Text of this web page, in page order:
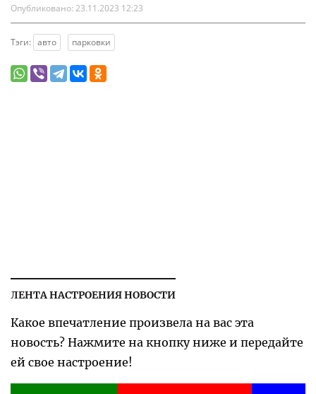
Опубликовано: 23.11.2023 12:23
Тэги: авто парковки
ЛЕНТА НАСТРОЕНИЯ НОВОСТИ
Какое впечатление произвела на вас эта
новость? Нажмите на кнопку ниже и передайте
ей свое настроение!